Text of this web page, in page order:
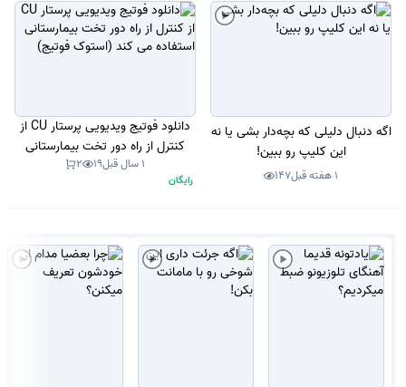
اگه دنبال دلیلی که بچه‌دار بشی یا نه
این کلیپ رو ببین!
1 هفته قبل 147
دانلود فوتیج ویدیویی پرستار CU از
کنترل از راه دور تخت بیمارستانی
استفاده می کند (استوک فوتیج)
1 سال قبل 19
2
رایگان